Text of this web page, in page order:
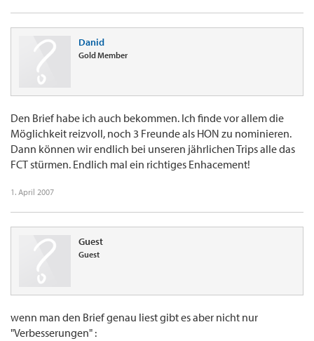
Danid
Gold Member
Den Brief habe ich auch bekommen. Ich finde vor allem die
Möglichkeit reizvoll, noch 3 Freunde als HON zu nominieren.
Dann können wir endlich bei unseren jährlichen Trips alle das
FCT stürmen. Endlich mal ein richtiges Enhacement!
1. April 2007
Guest
Guest
wenn man den Brief genau liest gibt es aber nicht nur
"Verbesserungen" :